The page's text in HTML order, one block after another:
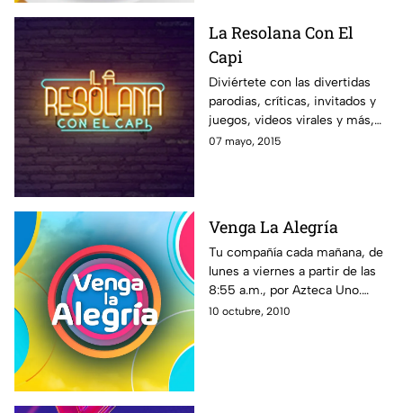
La Resolana Con El
Capi
Diviértete con las divertidas
parodias, críticas, invitados y
juegos, videos virales y más,
con el estilo único de El Capi
07 mayo, 2015
Venga La Alegría
Tu compañía cada mañana, de
lunes a viernes a partir de las
8:55 a.m., por Azteca Uno.
Toda la familia de VLA te
10 octubre, 2010